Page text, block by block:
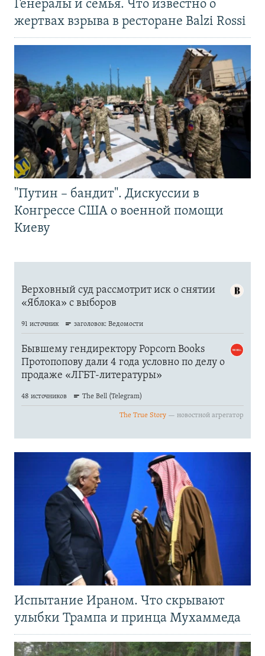
Генералы и семья. Что известно о
жертвах взрыва в ресторане Balzi Rossi
"Путин – бандит". Дискуссии в
Конгрессе США о военной помощи
Киеву
Испытание Ираном. Что скрывают
улыбки Трампа и принца Мухаммеда